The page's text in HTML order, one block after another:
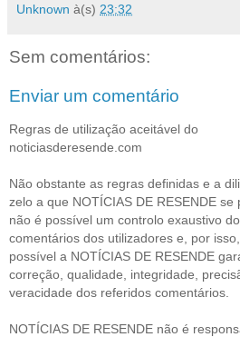
Unknown à(s) 23:32
Sem comentários:
Enviar um comentário
Regras de utilização aceitável do
noticiasderesende.com
Não obstante as regras definidas e a
zelo a que NOTÍCIAS DE RESENDE se
não é possível um controlo exaustivo
comentários dos utilizadores e, por
possível a NOTÍCIAS DE RESENDE
correção, qualidade, integridade,
veracidade dos referidos comentários.
NOTÍCIAS DE RESENDE não é